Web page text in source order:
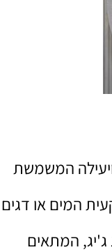
המשמשת
המים או דגים
ג'יג, המתאים